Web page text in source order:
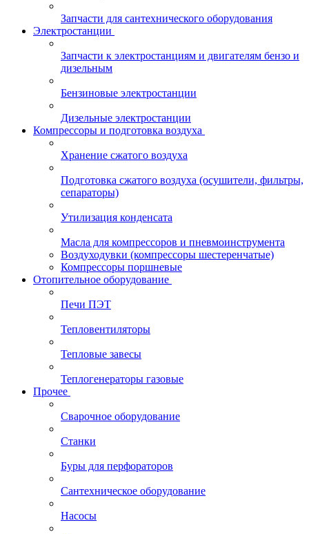
Запчасти для сантехнического оборудования
Электростанции
Запчасти к электростанциям и двигателям бензо и
дизельным
Бензиновые электростанции
Дизельные электростанции
Компрессоры и подготовка воздуха
Хранение сжатого воздуха
Подготовка сжатого воздуха (осушители, фильтры,
сепараторы)
Утилизация конденсата
Масла для компрессоров и пневмоинструмента
Воздуходувки (компрессоры шестеренчатые)
Компрессоры поршневые
Отопительное оборудование
Печи ПЭТ
Тепловентиляторы
Тепловые завесы
Теплогенераторы газовые
Прочее
Сварочное оборудование
Станки
Буры для перфораторов
Сантехническое оборудование
Насосы